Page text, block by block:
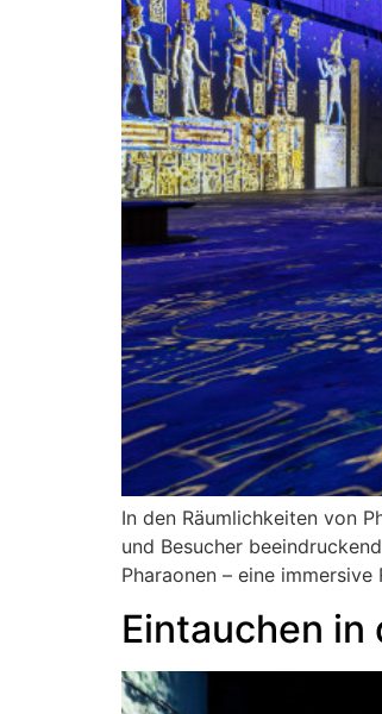
In den Räumlichkeiten von
und Besucher
Pharaonen – eine
Eintauchen in